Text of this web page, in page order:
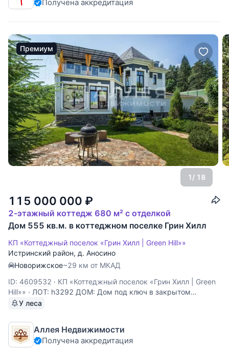
правильной прямоугольной формы, выполнен
Получена аккредитация
Премиум
1/ 18
115 000 000 ₽
2-этажный коттедж 680 м² с отделкой
Дом 555 кв.м. в коттеджном поселке Грин Хилл
КП «Коттеджный поселок «Грин Хилл | Green Hill»»
Истринский район, д. Аносино
Новорижское~29 км от МКАД
ID: 4609532 · КП «Коттеджный поселок «Грин Хилл | Green
Hill»» · ЛОТ: h3292 ДОМ: Дом под ключ в закрытом
охраняемом посёлке премиум класса. Полностью
потолки и современный ремонт с использованием
натуральных материалов: мрамор, дерево. В спальнях
отдельные
У леса
Аллея Недвижимости
Получена аккредитация